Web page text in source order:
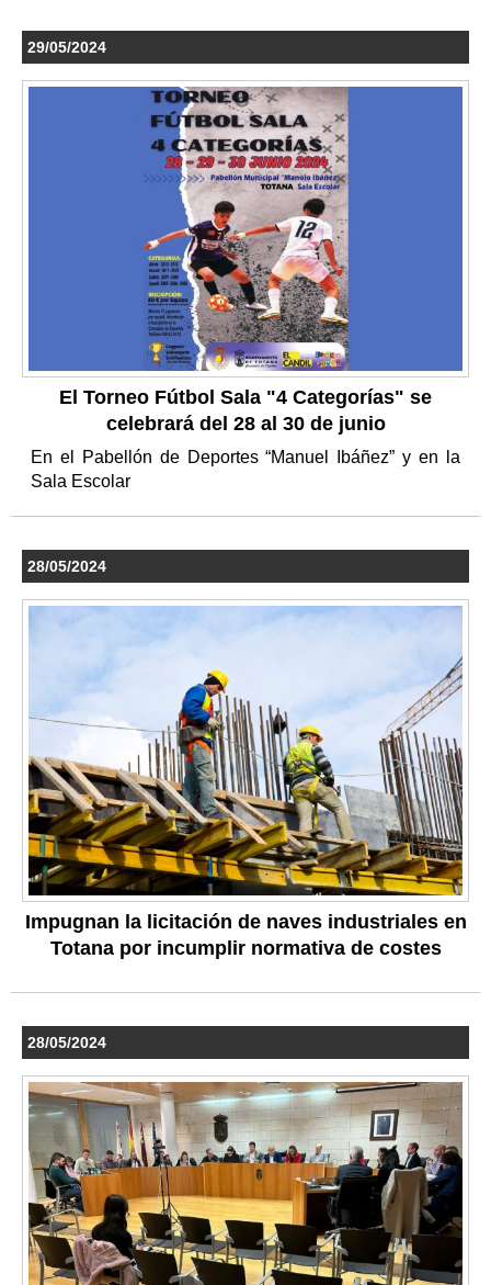
29/05/2024
El Torneo Fútbol Sala "4 Categorías" se
celebrará del 28 al 30 de junio
En el Pabellón de Deportes “Manuel Ibáñez” y en la
Sala Escolar
28/05/2024
Impugnan la licitación de naves industriales en
Totana por incumplir normativa de costes
28/05/2024